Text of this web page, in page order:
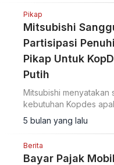
Pikap
Mitsubishi
Partisipasi
Pikap Untuk
Putih
Mitsubishi menyatakan
kebutuhan Kopdes
5 bulan yang lalu
Berita
Bayar Pajak